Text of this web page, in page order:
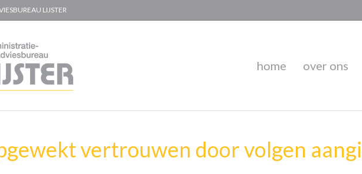
LIJSTER
home over ons
vertrouwen door volgen